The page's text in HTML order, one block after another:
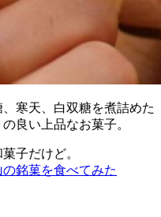
寒天、白双糖を煮詰めた
良い上品なお菓子。
子だけど。
の銘菓を食べてみた